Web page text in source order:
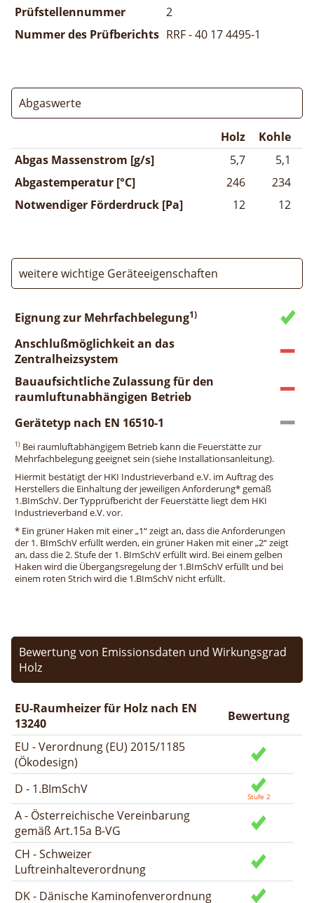
Prüfstellennummer
2
Nummer des Prüfberichts RRF - 40 17 4495-1
Abgaswerte
Holz
Kohle
Abgas Massenstrom [g/s]
5,7
5,1
Abgastemperatur [°C]
246
234
Notwendiger Förderdruck [Pa]
12 12
weitere wichtige Geräteeigenschaften
Eignung zur Mehrfachbelegung1)
Anschlußmöglichkeit an das
Zentralheizsystem
Bauaufsichtliche Zulassung für den
raumluftunabhängigen Betrieb
Gerätetyp nach EN 16510-1
1) Bei raumluftabhängigem Betrieb kann die Feuerstätte zur
Mehrfachbelegung geeignet sein (siehe Installationsanleitung).
Hiermit bestätigt der HKI Industrieverband e.V. im Auftrag des
Herstellers die Einhaltung der jeweiligen Anforderung* gemäß
1.BImSchV. Der Typprüfbericht der Feuerstätte liegt dem HKI
Industrieverband e.V. vor.
* Ein grüner Haken mit einer „1“ zeigt an, dass die Anforderungen
der 1. BImSchV erfüllt werden, ein grüner Haken mit einer „2“ zeigt
an, dass die 2. Stufe der 1. BImSchV erfüllt wird. Bei einem gelben
Haken wird die Übergangsregelung der 1.BImSchV erfüllt und bei
einem roten Strich wird die 1.BImSchV nicht erfüllt.
Bewertung von Emissionsdaten und Wirkungsgrad
Holz
EU-Raumheizer für Holz nach EN
13240
Bewertung
EU - Verordnung (EU) 2015/1185
(Ökodesign)
D - 1.BImSchV
A - Österreichische Vereinbarung
gemäß Art.15a B-VG
CH - Schweizer
Luftreinhalteverordnung
DK - Dänische Kaminofenverordnung